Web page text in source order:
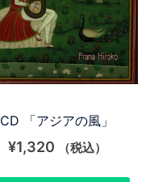
CD 「アジアの風」
¥1,320 （税込）